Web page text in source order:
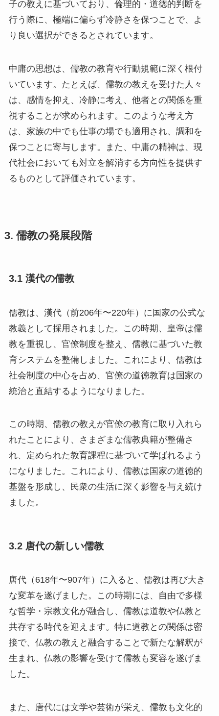
子の教えに基づいており、倫理的・道徳的判断を
行う際に、極端に偏らず冷静さを保つことで、よ
り良い選択ができるとされています。
中庸の思想は、儒教の教育や行動規範に深く根付
いています。たとえば、儒教の教えを受けた人々
は、感情を抑え、冷静に考え、他者との関係を重
視することが求められます。このような考え方
は、家族の中でも仕事の場でも適用され、調和を
保つことに寄与します。また、中庸の精神は、現
代社会においても対立を解消する方向性を提供す
るものとして評価されています。
3. 儒教の発展段階
3.1 漢代の儒教
儒教は、漢代（前206年〜220年）に国家の公式な
教義として採用されました。この時期、皇帝は儒
教を重視し、官僚制度を整え、儒教に基づいた教
育システムを整備しました。これにより、儒教は
社会制度の中心を占め、官僚の道徳教育は国家の
統治と直結するようになりました。
この時期、儒教の教えが官僚の教育に取り入れら
れたことにより、さまざまな儒教典籍が整備さ
れ、定められた教育課程に基づいて学ばれるよう
になりました。これにより、儒教は国家の道徳的
基盤を形成し、民衆の生活に深く影響を与え続け
ました。
3.2 唐代の新しい儒教
唐代（618年〜907年）に入ると、儒教は再び大き
な変革を遂げました。この時期には、自由で多様
な哲学・宗教文化が融合し、儒教は道教や仏教と
共存する時代を迎えます。特に道教との関係は密
接で、仏教の教えと融合することで新たな解釈が
生まれ、仏教の影響を受けて儒教も変容を遂げま
した。
また、唐代には文学や芸術が栄え、儒教も文化的